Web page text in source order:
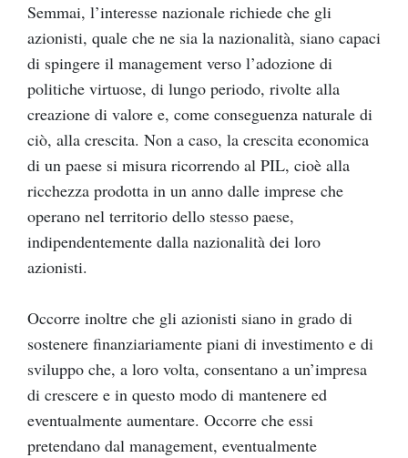
Semmai, l’interesse nazionale richiede che gli
azionisti, quale che ne sia la nazionalità, siano capaci
di spingere il management verso l’adozione di
politiche virtuose, di lungo periodo, rivolte alla
creazione di valore e, come conseguenza naturale di
ciò, alla crescita. Non a caso, la crescita economica
di un paese si misura ricorrendo al PIL, cioè alla
ricchezza prodotta in un anno dalle imprese che
operano nel territorio dello stesso paese,
indipendentemente dalla nazionalità dei loro
azionisti.
Occorre inoltre che gli azionisti siano in grado di
sostenere finanziariamente piani di investimento e di
sviluppo che, a loro volta, consentano a un’impresa
di crescere e in questo modo di mantenere ed
eventualmente aumentare. Occorre che essi
pretendano dal management, eventualmente